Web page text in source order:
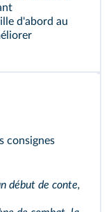
d'abord au
consignes
début de conte,